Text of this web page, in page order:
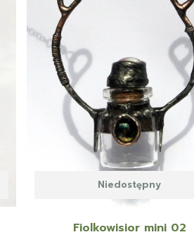
Niedostępny
Fiolkowisior mini 02